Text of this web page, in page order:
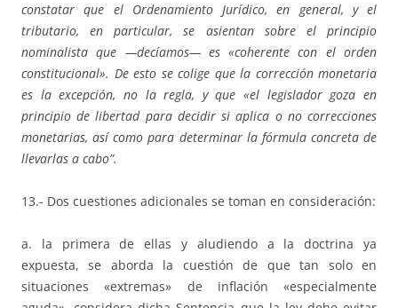
constatar que el Ordenamiento Jurídico, en general, y el
tributario, en particular, se asientan sobre el principio
nominalista que —decíamos— es «coherente con el orden
constitucional». De esto se colige que la corrección monetaria
es la excepción, no la regla, y que «el legislador goza en
principio de libertad para decidir si aplica o no correcciones
monetarias, así como para determinar la fórmula concreta de
llevarlas a cabo”.
13.- Dos cuestiones adicionales se toman en consideración:
a. la primera de ellas y aludiendo a la doctrina ya
expuesta, se aborda la cuestión de que tan solo en
situaciones «extremas» de inflación «especialmente